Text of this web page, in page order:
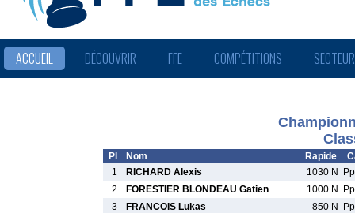
ACCUEIL DÉCOUVRIR FFE COMPÉTITIONS
Pl Nom Rapide
1
RICHARD Alexis 1030 N
2
FORESTIER BLONDEAU Gatien 1000 N
3
FRANCOIS Lukas 850 N